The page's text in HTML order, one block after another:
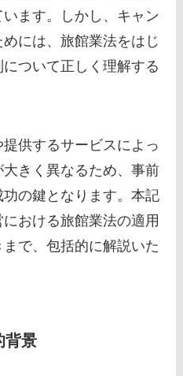
ます。しかし、キャン
には、旅館業法をはじ
ついて正しく理解する
供するサービスによっ
きく異なるため、事前
の鍵となります。本記
おける旅館業法の適用
で、包括的に解説いた
背景